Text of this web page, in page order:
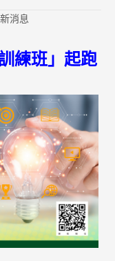
消息
練班」起跑